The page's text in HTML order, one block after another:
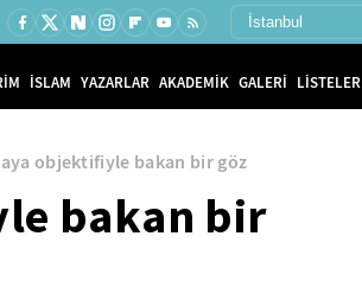
İSLAM YAZARLAR AKADEMİK GALERİ LİSTELER
objektifiyle bakan bir göz
bakan bir